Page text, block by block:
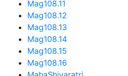
Mag108.11
Mag108.12
Mag108.13
Mag108.14
Mag108.15
Mag108.16